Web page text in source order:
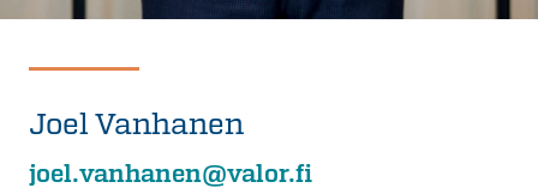
Joel Vanhanen
joel.vanhanen@valor.fi